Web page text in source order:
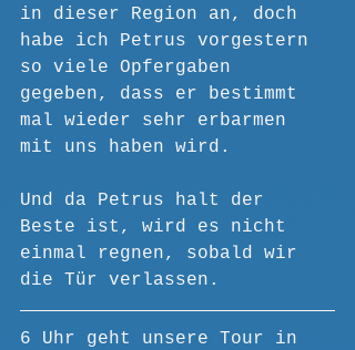
in dieser Region an, doch
habe ich Petrus vorgestern
so viele Opfergaben
gegeben, dass er bestimmt
mal wieder sehr erbarmen
mit uns haben wird.
Und da Petrus halt der
Beste ist, wird es nicht
einmal regnen, sobald wir
die Tür verlassen.
6 Uhr geht unsere Tour in